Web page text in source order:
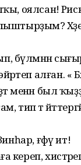
оялсан!
Хәҙер
бүлмәнән
алған. «
менән был
тип тә
ғәфү ит!
кереп,